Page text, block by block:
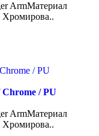
ArmМатериал
Хромирова..
/ PU
ArmМатериал
Хромирова..